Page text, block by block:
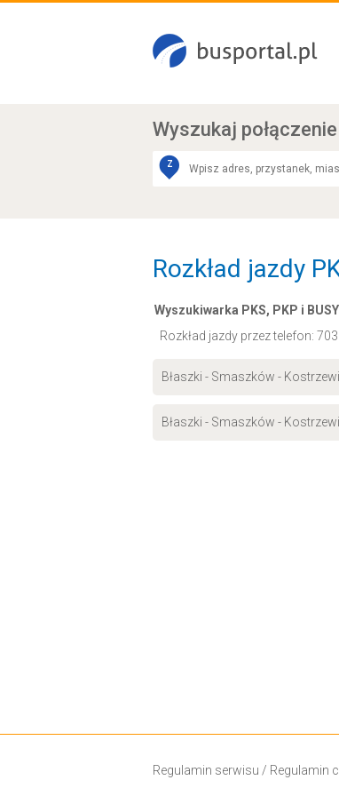
Wyszukaj połączenie
Z
Rozkład jazdy
Wyszukiwarka PKS, PKP i BUSY
Rozkład jazdy przez telefon:
Błaszki - Smaszków -
Błaszki - Smaszków -
Regulamin serwisu / Regulamin